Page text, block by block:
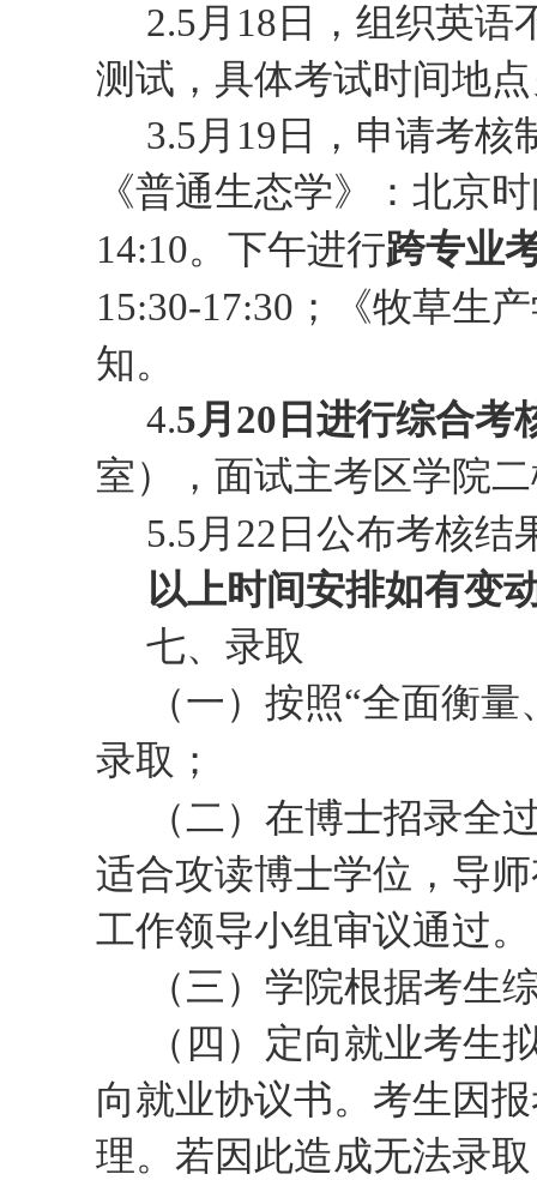
2.5月 18 日 ，组织英语
测试， 具体考试时间地
3.5月 19 日 ， 申请考核
《普通生态学》 ： 北京
14:10。 下午进行跨专业
15:30-17:30；《牧草生
知。
4.5月20日进行综合考
室）
，面试主考区学院
5.5月22日公布考核结
以上时间安排如有变
七、录取
（一）按照“全面衡量
录取；
（二）在博士招录全
适合攻读博士学位，导
工作领导小组审议通过。
（三）学院根据考生
（ 四 ）定向就业考生
向就业协议书。考生因
理。若因此造成无法录